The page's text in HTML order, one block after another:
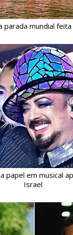
parada mundial
papel em musical
Israel